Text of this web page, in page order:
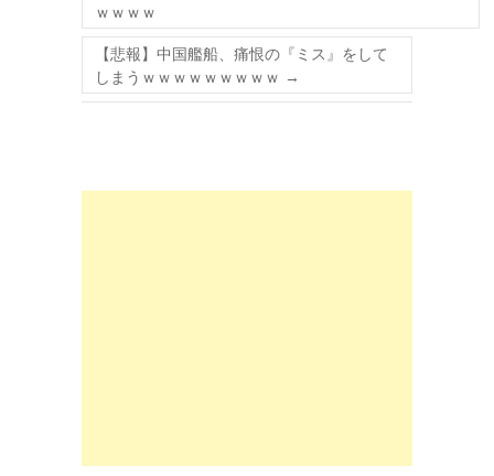
ｗｗｗｗ
【悲報】中国艦船、痛恨の『ミス』をして
しまうｗｗｗｗｗｗｗｗｗ →